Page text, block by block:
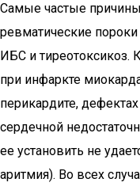
Самые частые
ревматические пороки
ИБС и тиреотоксикоз.
при инфаркте
перикардите,
сердечной
ее установить не
аритмия). Во всех